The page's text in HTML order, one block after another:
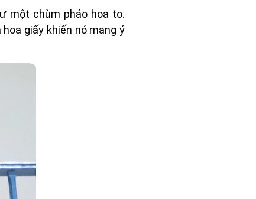
một chùm pháo hoa to.
giấy khiến nó mang ý